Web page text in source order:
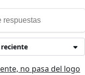
reciente
no pasa del logo